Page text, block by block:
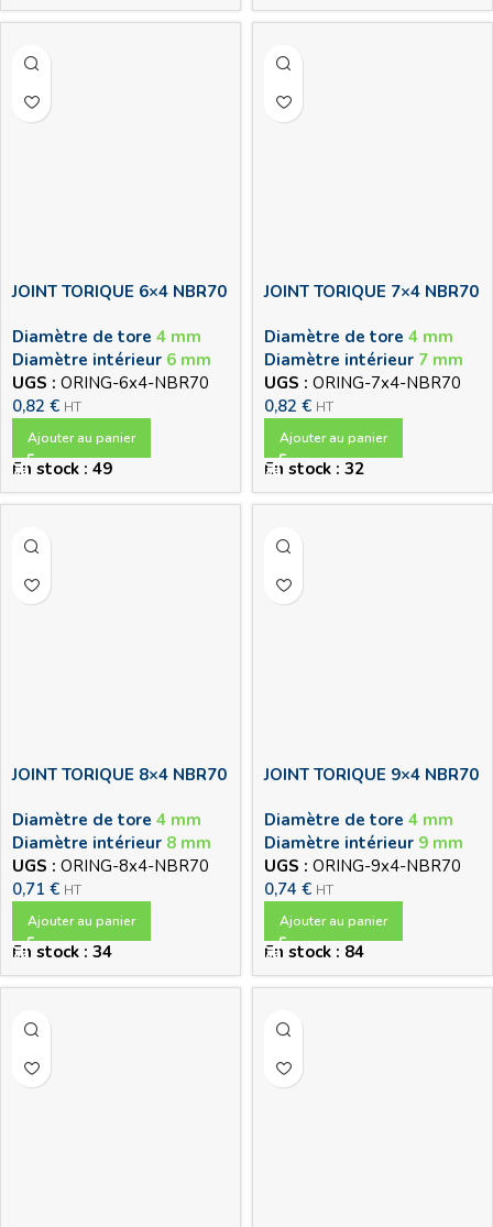
JOINT TORIQUE 6×4 NBR70
Diamètre de tore 4 mm
Diamètre intérieur 6 mm
UGS : ORING-6x4-NBR70
0,82 € HT
Ajouter au panier
En stock : 49
JOINT TORIQUE 7×4 NBR70
Diamètre de tore 4 mm
Diamètre intérieur 7 mm
UGS : ORING-7x4-NBR70
0,82 € HT
Ajouter au panier
En stock : 32
JOINT TORIQUE 8×4 NBR70
Diamètre de tore 4 mm
Diamètre intérieur 8 mm
UGS : ORING-8x4-NBR70
0,71 € HT
Ajouter au panier
En stock : 34
JOINT TORIQUE 9×4 NBR70
Diamètre de tore 4 mm
Diamètre intérieur 9 mm
UGS : ORING-9x4-NBR70
0,74 € HT
Ajouter au panier
En stock : 84